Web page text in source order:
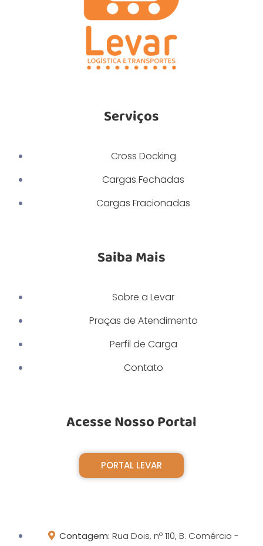
Serviços
Cross Docking
Cargas Fechadas
Cargas Fracionadas
Saiba Mais
Sobre a Levar
Praças de Atendimento
Perfil de Carga
Contato
Acesse Nosso Portal
PORTAL LEVAR
Contagem: Rua Dois, nº 110, B. Comércio -